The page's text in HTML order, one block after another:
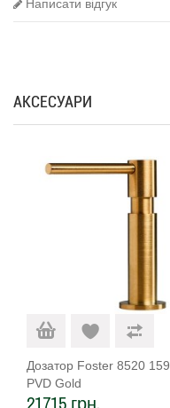
Написати відгук
АКСЕСУАРИ
Дозатор Foster 8520 159
PVD Gold
21715 грн.